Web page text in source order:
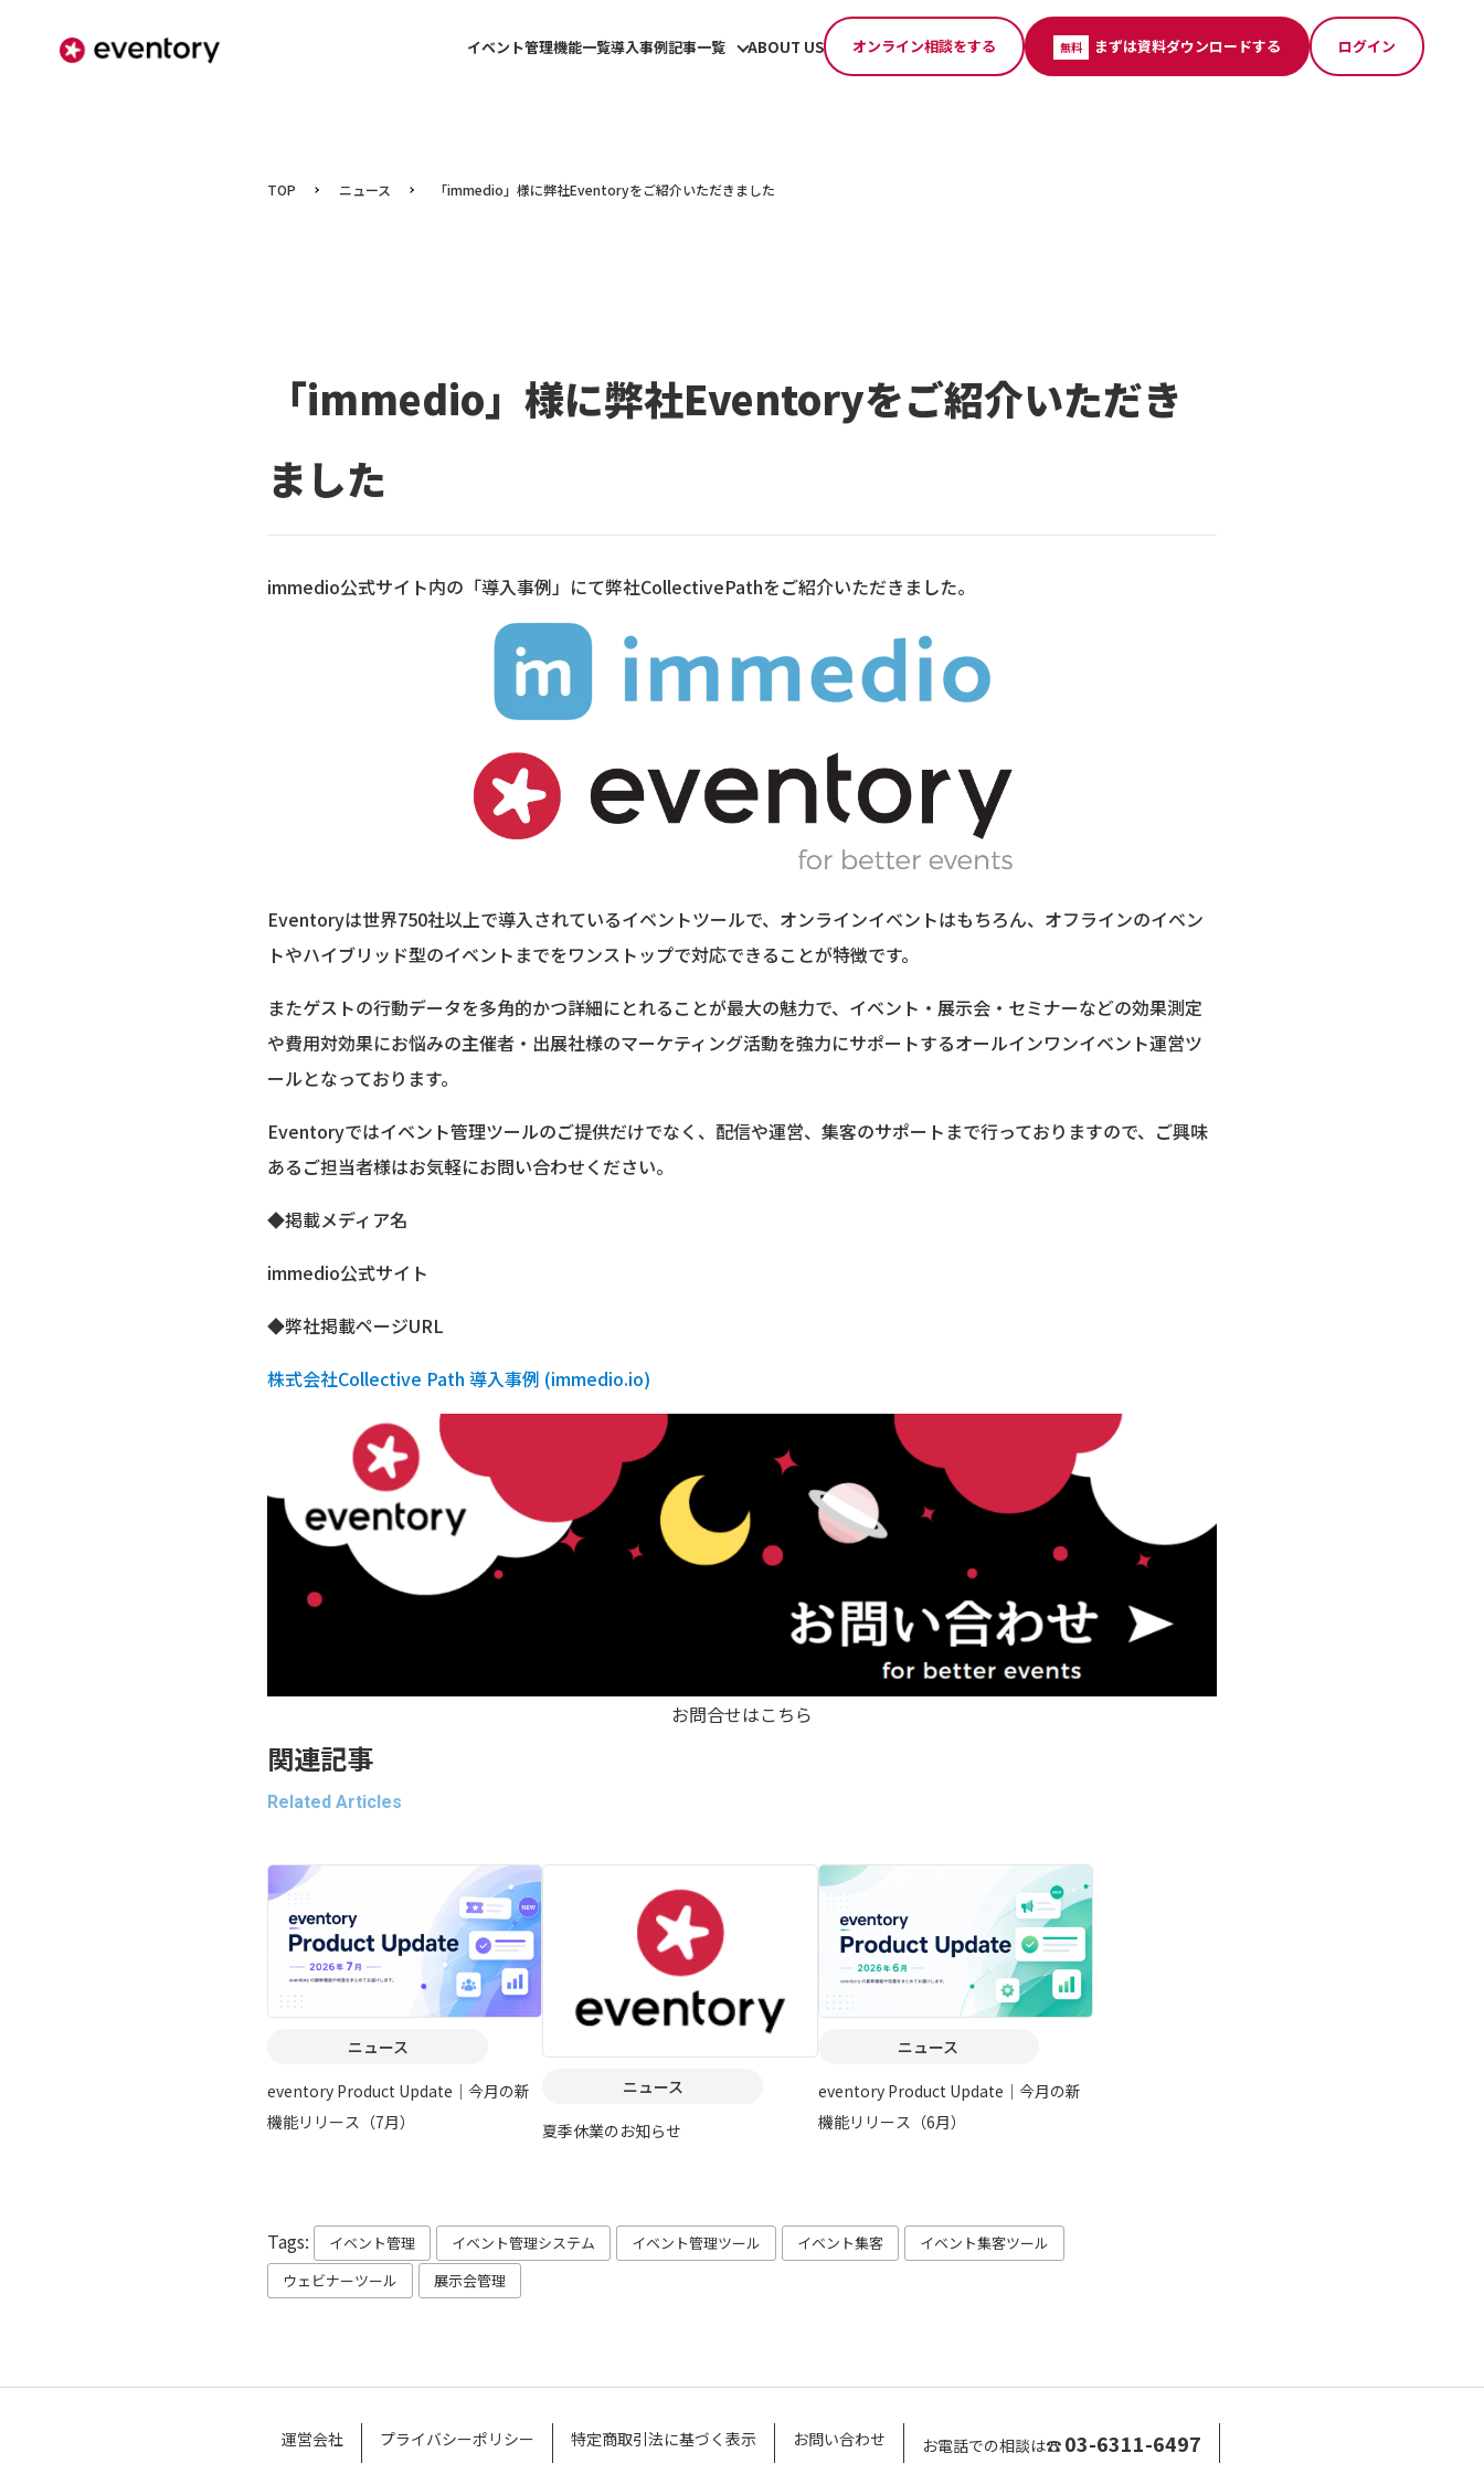
イベント管理機能一覧導入事例記事一覧 ABOUT US オンライン相談をする 無料 まずは資料ダウンロードする ログイン
TOP ニュース 「immedio」様に弊社Eventoryをご紹介いただきました
「immedio」様に弊社Eventoryをご紹介いただき
ました
immedio公式サイト内の「導入事例」にて弊社CollectivePathをご紹介いただきました。
Eventoryは世界750社以上で導入されているイベントツールで、オンラインイベントはもちろん、オフラインのイベン
トやハイブリッド型のイベントまでをワンストップで対応できることが特徴です。
またゲストの行動データを多角的かつ詳細にとれることが最大の魅力で、イベント・展示会・セミナーなどの効果測定
や費用対効果にお悩みの主催者・出展社様のマーケティング活動を強力にサポートするオールインワンイベント運営ツ
ールとなっております。
Eventoryではイベント管理ツールのご提供だけでなく、配信や運営、集客のサポートまで行っておりますので、ご興味
あるご担当者様はお気軽にお問い合わせください。
◆掲載メディア名
immedio公式サイト
◆弊社掲載ページURL
株式会社Collective Path 導入事例 (immedio.io)
お問合せはこちら
関連記事
Related Articles
ニュース
eventory Product Update｜今月の新
機能リリース（7月）
ニュース
夏季休業のお知らせ
ニュース
eventory Product Update｜今月の新
機能リリース（6月）
Tags: イベント管理 イベント管理システム イベント管理ツール イベント集客
イベント集客ツール
ウェビナーツール
展示会管理
運営会社 プライバシーポリシー 特定商取引法に基づく表示 お問い合わせ お電話での相談は☎ 03-6311-6497